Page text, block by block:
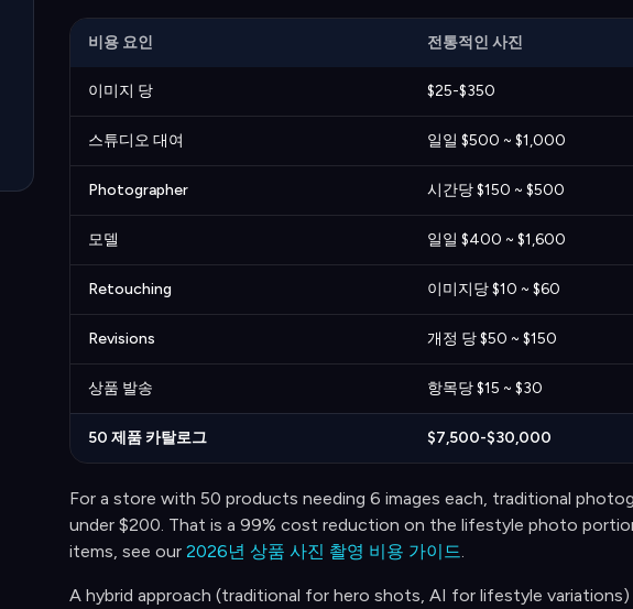
비용 요인 전통적인 사진
이미지 당 $25-$350
스튜디오 대여 일일 $500 ~ $1,000
Photographer 시간당 $150 ~ $500
모델 일일 $400 ~ $1,600
Retouching 이미지당 $10 ~ $60
Revisions 개정 당 $50 ~ $150
상품 발송 항목당 $15 ~ $30
50 제품 카탈로그 $7,500-$30,000
For a store with 50 products needing 6 images each, traditional
under $200. That is a 99% cost reduction on the lifestyle photo
items, see our 2026년 상품 사진 촬영 비용 가이드.
A hybrid approach (traditional for hero shots, AI for lifestyle variations)